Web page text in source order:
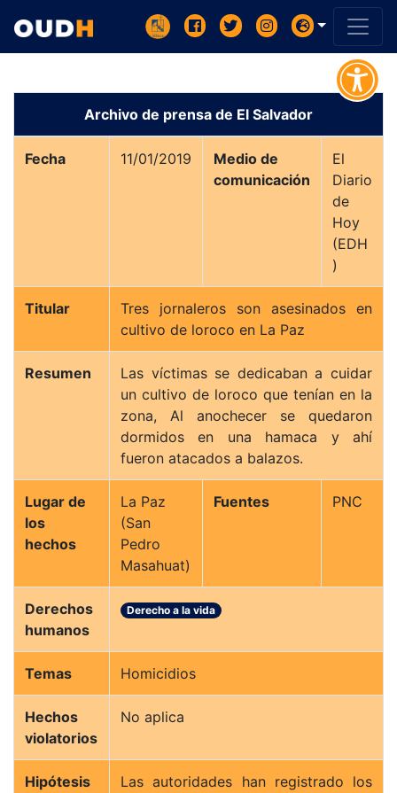
Archivo de prensa de El Salvador
Fecha 11/01/2019
Medio de
comunicación
El
Diario
de
Hoy
(EDH
)
Titular
Tres jornaleros son asesinados en
cultivo de loroco en La Paz
Resumen
Las víctimas se dedicaban a cuidar
un cultivo de loroco que tenían en la
zona, Al anochecer se quedaron
dormidos en una hamaca y ahí
fueron atacados a balazos.
Lugar de
los
hechos
La Paz
(San
Pedro
Masahuat)
Fuentes PNC
Derechos
humanos
Derecho a la vida
Temas Homicidios
Hechos
violatorios
No aplica
Hipótesis
Las autoridades han registrado los